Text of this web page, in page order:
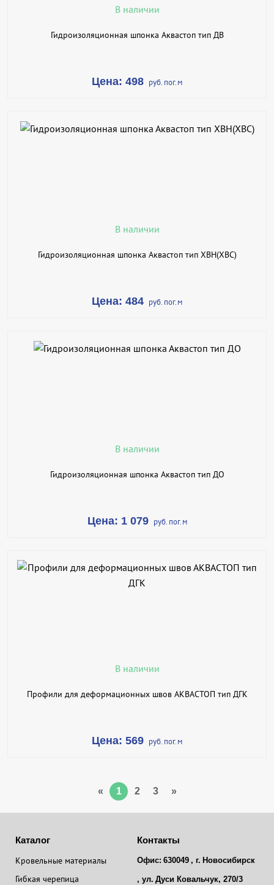
В наличии
Гидроизоляционная шпонка Аквастоп тип ДВ
Цена: 498 руб. пог.м
В КОРЗИНУ
В наличии
Гидроизоляционная шпонка Аквастоп тип ХВН(ХВС)
Цена: 484 руб. пог.м
В КОРЗИНУ
В наличии
Гидроизоляционная шпонка Аквастоп тип ДО
Цена: 1 079 руб. пог.м
В КОРЗИНУ
В наличии
Профили для деформационных швов АКВАСТОП тип ДГК
Цена: 569 руб. пог.м
« 1 2 3 »
Каталог
Кровельные материалы
Гибкая черепица
Контакты
Офис: 630049 , г. Новосибирск
, ул. Дуси Ковальчук, 270/3